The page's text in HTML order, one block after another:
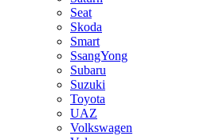
Seat
Skoda
Smart
SsangYong
Subaru
Suzuki
Toyota
UAZ
Volkswagen